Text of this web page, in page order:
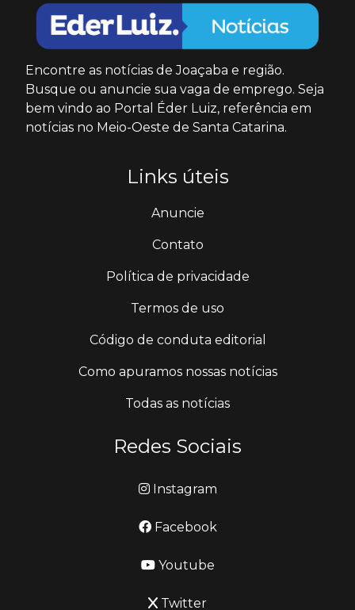
Encontre as notícias de Joaçaba e região.
Busque ou anuncie sua vaga de emprego. Seja
bem vindo ao Portal Éder Luiz, referência em
notícias no Meio-Oeste de Santa Catarina.
Links úteis
Anuncie
Contato
Política de privacidade
Termos de uso
Código de conduta editorial
Como apuramos nossas notícias
Todas as notícias
Redes Sociais
Instagram
Facebook
Youtube
Twitter